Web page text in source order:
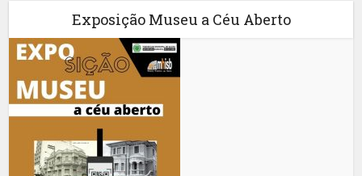
Exposição Museu a Céu Aberto